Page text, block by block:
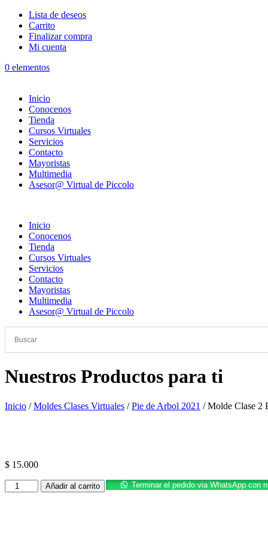
Lista de deseos
Carrito
Finalizar compra
Mi cuenta
0 elementos
Inicio
Conocenos
Tienda
Cursos Virtuales
Servicios
Contacto
Mayoristas
Multimedia
Asesor@ Virtual de Piccolo
Inicio
Conocenos
Tienda
Cursos Virtuales
Servicios
Contacto
Mayoristas
Multimedia
Asesor@ Virtual de Piccolo
Nuestros Productos para ti
Inicio /Moldes Clases Virtuales /Pie de Arbol 2021 / Molde Clase 2
$ 15.000
Molde
Clase
Añadir al carrito Terminar el pedido via WhatsApp con